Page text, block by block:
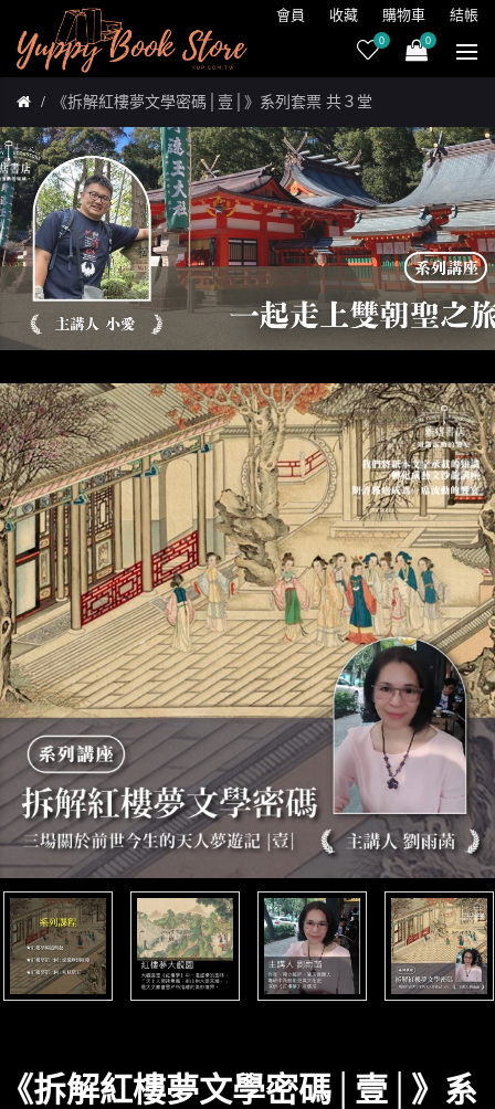
會員 收藏 購物車 結帳
0 0
《拆解紅樓夢文學密碼│壹│》系列套票 共３堂
《拆解紅樓夢文學密碼│壹│》系